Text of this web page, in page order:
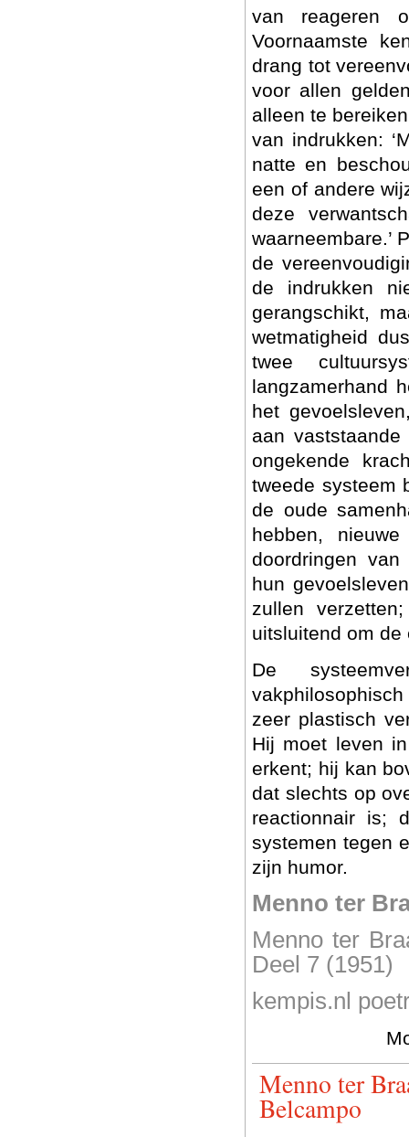
van reageren
Voornaamste
drang tot
voor allen
alleen te
van indrukken:
natte en
een of andere
deze
waarneembare.’
de
de indrukken
gerangschikt,
wetmatigheid
twee
langzamerhand
het
aan
ongekende
tweede systeem
de oude
hebben,
doordringen
hun
zullen
uitsluitend om de
De
zeer plastisch
Hij moet leven
erkent; hij kan
dat slechts op
reactionnair is;
systemen tegen
zijn humor.
Menno ter
Menno ter
Deel 7 (1951)
kempis.nl
Menno ter
Belcampo